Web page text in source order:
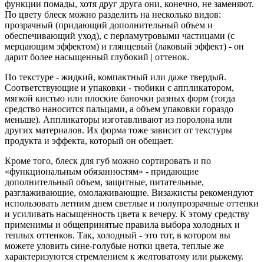
функции помады, хотя друг друга они, конечно, не заменяют.
По цвету блеск можно разделить на несколько видов:
прозрачный (придающий дополнительный объем и
обеспечивающий уход), с перламутровыми частицами (с
мерцающим эффектом) и глянцевый (лаковый эффект) - он
дарит более насыщенный глубокий | оттенок.
По текстуре - жидкий, компактный или даже твердый.
Соответствующие и упаковки - тюбики с аппликатором,
мягкой кистью или плоские баночки разных форм (тогда
средство наносится пальцами, а объем упаковки гораздо
меньше). Аппликаторы изготавливают из поролона или
других материалов. Их форма тоже зависит от текстуры
продукта и эффекта, который он обещает.
Кроме того, блеск для губ можно сортировать и по
«функциональным обязанностям» - придающие
дополнительный объем, защитные, питательные,
разглаживающие, омолаживающие. Визажисты рекомендуют
использовать летним днем светлые и полупрозрачные оттенки
и усиливать насыщенность цвета к вечеру. К этому средству
применимы и общепринятые правила выбора холодных и
теплых оттенков. Так, холодный - это тот, в котором вы
можете уловить сине-голубые нотки цвета, теплые же
характеризуются стремлением к желтоватому или рыжему.